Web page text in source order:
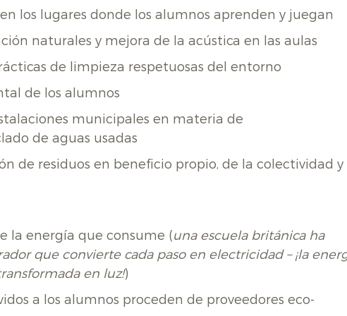
los lugares donde los alumnos aprenden y juegan
naturales y mejora de la acústica en las aulas
de limpieza respetuosas del entorno
de los alumnos
municipales en materia de
de aguas usadas
de residuos en beneficio propio, de la colectividad y
la energía que consume (una escuela británica ha
que convierte cada paso en electricidad – ¡la
en luz!)
a los alumnos proceden de proveedores eco-